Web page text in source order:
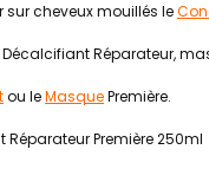
cheveux mouillés le
Réparateur,
ou leMasquePremière.
Première 250ml